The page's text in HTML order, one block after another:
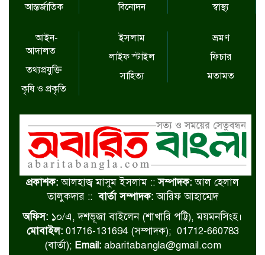
আন্তর্জাতিক
বিনোদন
স্বাস্থ্য
আইন-
আদালত
তথ্যপ্রযুক্তি
কৃষি ও প্রকৃতি
ইসলাম
লাইফ স্টাইল
সাহিত্য
ভ্রমণ
ফিচার
মতামত
প্রকাশক:আলহাজ্ব মাসুম ইসলাম ::সম্পাদক:আল হেলাল
তালুকদার ::বার্তা সম্পাদক:আরিফ আহাম্মেদ
অফিস: ১০/এ, দশভূজা বাইলেন (শাখারি পট্টি), ময়মনসিংহ।
মোবাইল:01716-131694 (সম্পাদক); 01712-660783
(বার্তা); Email: abaritabangla@gmail.com